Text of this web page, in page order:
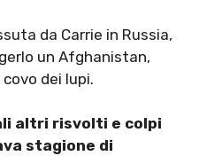
da Carrie in Russia,
un Afghanistan,
dei lupi.
altri risvolti e colpi
stagione di